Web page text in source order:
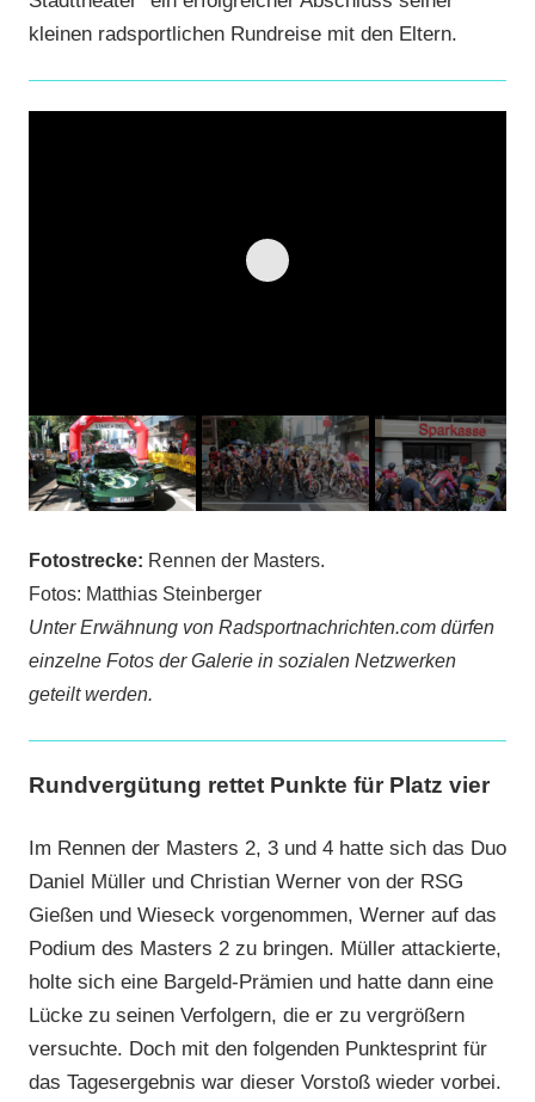
kleinen radsportlichen Rundreise mit den Eltern.
Fotostrecke: Rennen der Masters.
Fotos: Matthias Steinberger
Unter Erwähnung von Radsportnachrichten.com dürfen
einzelne Fotos der Galerie in sozialen Netzwerken
geteilt werden.
Rundvergütung rettet Punkte für Platz vier
Im Rennen der Masters 2, 3 und 4 hatte sich das Duo
Daniel Müller und Christian Werner von der RSG
Gießen und Wieseck vorgenommen, Werner auf das
Podium des Masters 2 zu bringen. Müller attackierte,
holte sich eine Bargeld-Prämien und hatte dann eine
Lücke zu seinen Verfolgern, die er zu vergrößern
versuchte. Doch mit den folgenden Punktesprint für
das Tagesergebnis war dieser Vorstoß wieder vorbei.